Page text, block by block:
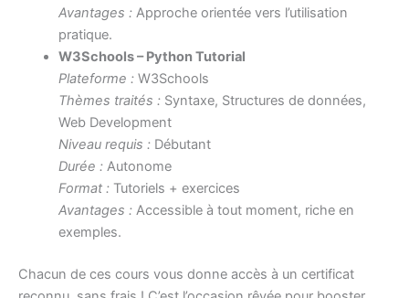
Avantages :Approche orientée vers l’utilisation
pratique.
W3Schools – Python Tutorial
Plateforme :W3Schools
Thèmes traités :Syntaxe, Structures de données,
Web Development
Niveau requis :Débutant
Durée :Autonome
Format :Tutoriels + exercices
Avantages :Accessible à tout moment, riche en
exemples.
Chacun de ces cours vous donne accès à un certificat